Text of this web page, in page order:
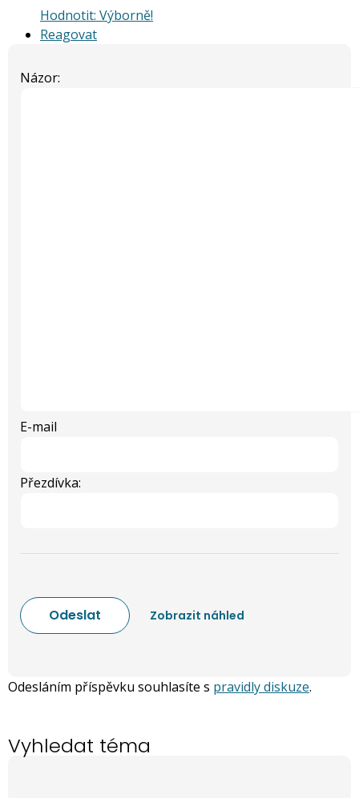
Hodnotit: Výborně!
Reagovat
Názor:
E-mail
Přezdívka:
Odesláním příspěvku souhlasíte s pravidly diskuze.
Vyhledat téma